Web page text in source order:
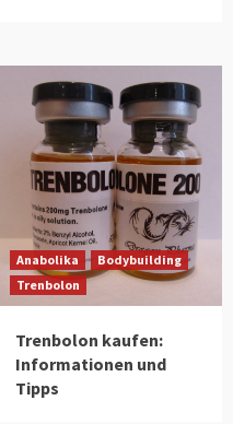
Anabolika
Bodybuilding
Trenbolon
Trenbolon kaufen:
Informationen und
Tipps